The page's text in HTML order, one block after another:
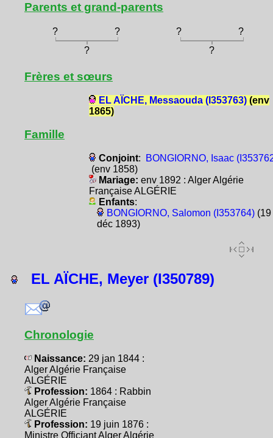
Parents et grand-parents
? ? ?
?
?
?
Frères et sœurs
EL AÏCHE, Messaouda (I353763)(env
1865)
Famille
Conjoint:
BONGIORNO, Isaac
(env 1858)
Mariage: env 1892 : Alger Algérie
Française ALGÉRIE
Enfants:
BONGIORNO, Salomon (I353764)(19
déc 1893)
EL AÏCHE, Meyer (I350789)
Chronologie
Naissance: 29 jan 1844 :
Alger Algérie Française
ALGÉRIE
Profession: 1864 : Rabbin
Alger Algérie Française
ALGÉRIE
Profession: 19 juin 1876 :
Ministre Officiant Alger Algérie